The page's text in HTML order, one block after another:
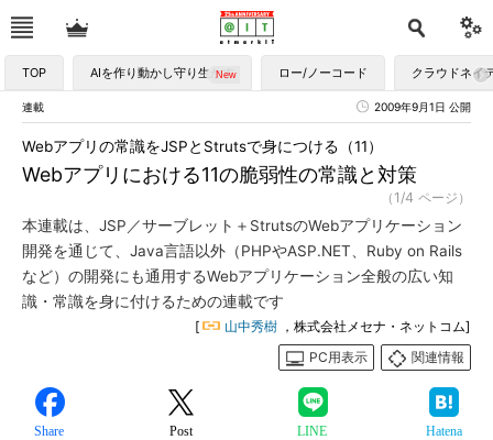
TOP AIを作り動かし守り生かす ロー/ノーコード クラウドネイ
連載 2009年9月1日 公開
Webアプリにおける11の脆弱性の常識と対策
Webアプリの常識をJSPとStrutsで身につける（11）
（1/4 ページ）
本連載は、JSP／サーブレット＋StrutsのWebアプリケーション
開発を通じて、Java言語以外（PHPやASP.NET、Ruby on Rails
など）の開発にも通用するWebアプリケーション全般の広い知
識・常識を身に付けるための連載です
[ 山中秀樹 ，株式会社メセナ・ネットコム]
PC用表示
関連情報
Share Post LINE Hatena